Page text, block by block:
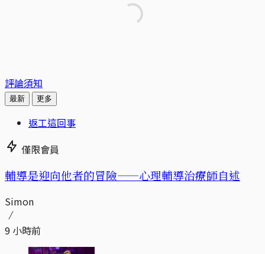
評論須知
最新 更多
返工這回事
僅限會員
輔導是迎向他者的冒險——心理輔導治療師自述
Simon
9 小時前